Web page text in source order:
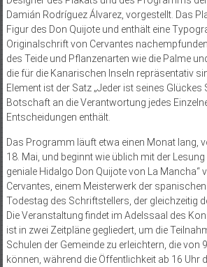
Damián Rodríguez Álvarez, vorgestellt. Das
Figur des Don Quijote und enthält eine
Originalschrift von Cervantes
des Teide und Pflanzenarten wie die Palme
die für die Kanarischen Inseln repräsentativ
Element ist der Satz „Jeder ist seines Glückes
Botschaft an die Verantwortung jedes
Entscheidungen enthält.
Das Programm läuft etwa einen Monat lang,
18. Mai, und beginnt wie üblich mit der
geniale Hidalgo Don Quijote von La Mancha“
Cervantes, einem Meisterwerk der
Todestag des Schriftstellers, der gleichzeitig
Die Veranstaltung findet im Adelssaal des
ist in zwei Zeitpläne gegliedert, um die
Schulen der Gemeinde zu erleichtern, die von
können, während die Öffentlichkeit ab 16 Uhr